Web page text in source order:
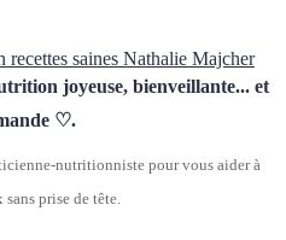
joyeuse, bienveillante... et
♡.
nutritionniste pour vous aider à
prise de tête.